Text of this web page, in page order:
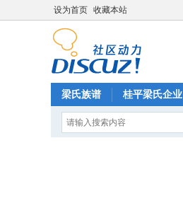
设为首页 收藏本站
梁氏族谱 桂平梁氏企业